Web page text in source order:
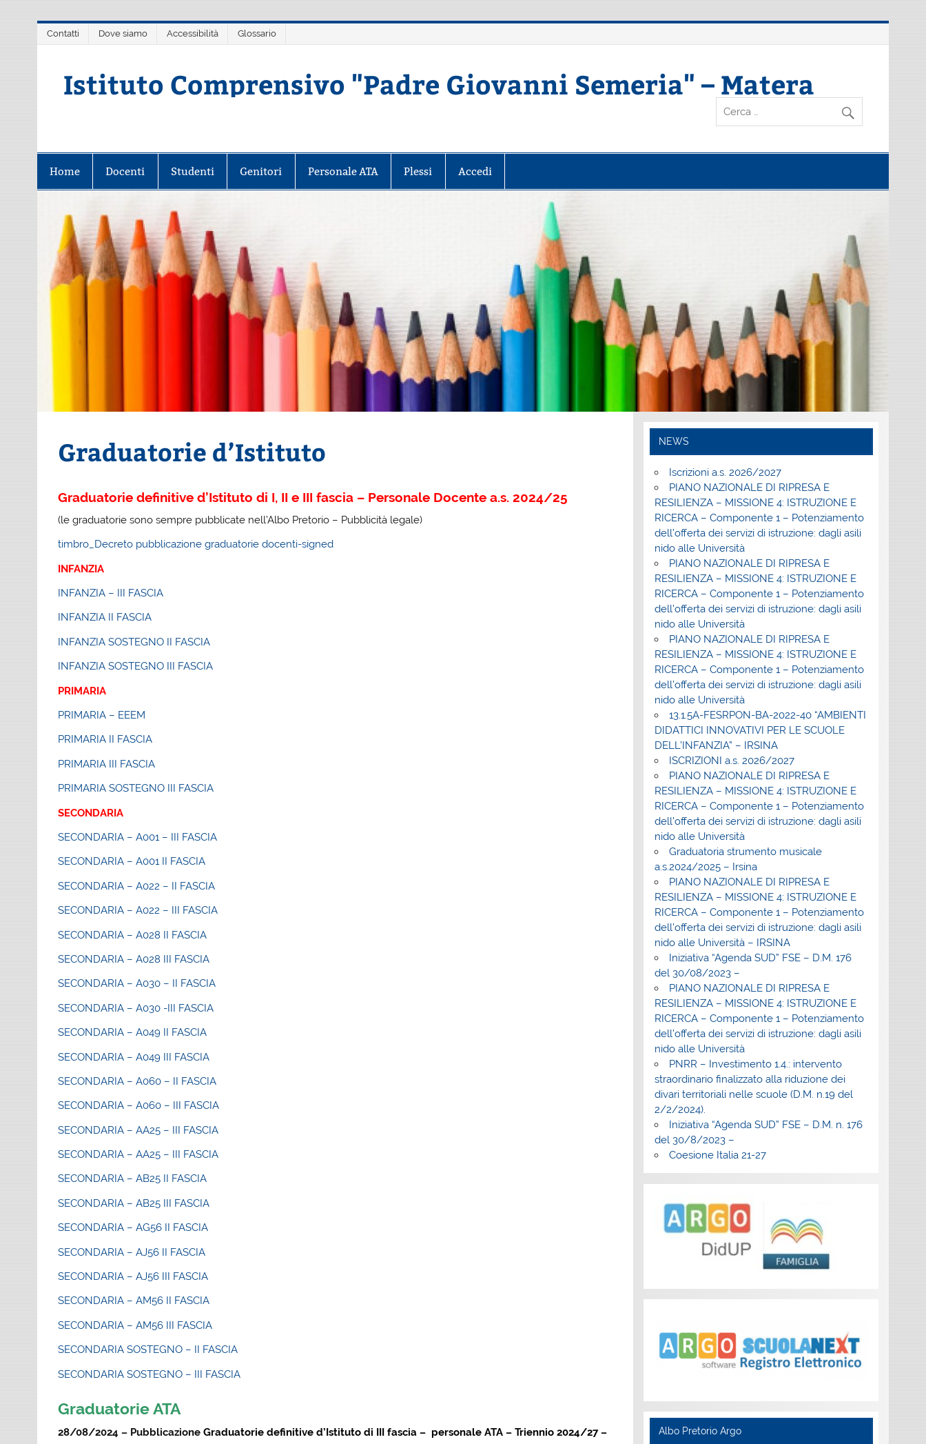
contenuto
Contatti Dove siamo Accessibilità Glossario
Istituto Comprensivo "Padre Giovanni Semeria" – Matera
Home Docenti Studenti Genitori Personale ATA Plessi Accedi
Graduatorie d’Istituto
Graduatorie definitive d’Istituto di I, II e III fascia – Personale Docente a.s. 2024/25
(le graduatorie sono sempre pubblicate nell’Albo Pretorio – Pubblicità legale)
timbro_Decreto pubblicazione graduatorie docenti-signed
INFANZIA
INFANZIA – III FASCIA
INFANZIA II FASCIA
INFANZIA SOSTEGNO II FASCIA
INFANZIA SOSTEGNO III FASCIA
PRIMARIA
PRIMARIA – EEEM
PRIMARIA II FASCIA
PRIMARIA III FASCIA
PRIMARIA SOSTEGNO III FASCIA
SECONDARIA
SECONDARIA – A001 – III FASCIA
SECONDARIA – A001 II FASCIA
SECONDARIA – A022 – II FASCIA
SECONDARIA – A022 – III FASCIA
SECONDARIA – A028 II FASCIA
SECONDARIA – A028 III FASCIA
SECONDARIA – A030 – II FASCIA
SECONDARIA – A030 -III FASCIA
SECONDARIA – A049 II FASCIA
SECONDARIA – A049 III FASCIA
SECONDARIA – A060 – II FASCIA
SECONDARIA – A060 – III FASCIA
SECONDARIA – AA25 – III FASCIA
SECONDARIA – AA25 – III FASCIA
SECONDARIA – AB25 II FASCIA
SECONDARIA – AB25 III FASCIA
SECONDARIA – AG56 II FASCIA
SECONDARIA – AJ56 II FASCIA
SECONDARIA – AJ56 III FASCIA
SECONDARIA – AM56 II FASCIA
SECONDARIA – AM56 III FASCIA
SECONDARIA SOSTEGNO – II FASCIA
SECONDARIA SOSTEGNO – III FASCIA
Graduatorie ATA
28/08/2024 – PubblicazioneGraduatorie definitive d’Istituto di III fascia – personale ATA – Triennio 2024/27 –
NEWS
Iscrizioni a.s. 2026/2027
PIANO NAZIONALE DI RIPRESA E
RESILIENZA – MISSIONE 4: ISTRUZIONE E
RICERCA – Componente 1 – Potenziamento
dell’offerta dei servizi di istruzione: dagli asili
nido alle Università
PIANO NAZIONALE DI RIPRESA E
RESILIENZA – MISSIONE 4: ISTRUZIONE E
RICERCA – Componente 1 – Potenziamento
dell’offerta dei servizi di istruzione: dagli asili
nido alle Università
PIANO NAZIONALE DI RIPRESA E
RESILIENZA – MISSIONE 4: ISTRUZIONE E
RICERCA – Componente 1 – Potenziamento
dell’offerta dei servizi di istruzione: dagli asili
nido alle Università
13.1.5A-FESRPON-BA-2022-40 “AMBIENTI
DIDATTICI INNOVATIVI PER LE SCUOLE
DELL’INFANZIA” – IRSINA
ISCRIZIONI a.s. 2026/2027
PIANO NAZIONALE DI RIPRESA E
RESILIENZA – MISSIONE 4: ISTRUZIONE E
RICERCA – Componente 1 – Potenziamento
dell’offerta dei servizi di istruzione: dagli asili
nido alle Università
Graduatoria strumento musicale
a.s.2024/2025 – Irsina
PIANO NAZIONALE DI RIPRESA E
RESILIENZA – MISSIONE 4: ISTRUZIONE E
RICERCA – Componente 1 – Potenziamento
dell’offerta dei servizi di istruzione: dagli asili
nido alle Università – IRSINA
Iniziativa “Agenda SUD” FSE – D.M. 176
del 30/08/2023 –
PIANO NAZIONALE DI RIPRESA E
RESILIENZA – MISSIONE 4: ISTRUZIONE E
RICERCA – Componente 1 – Potenziamento
dell’offerta dei servizi di istruzione: dagli asili
nido alle Università
PNRR – Investimento 1.4.: intervento
straordinario finalizzato alla riduzione dei
divari territoriali nelle scuole (D.M. n.19 del
2/2/2024).
Iniziativa “Agenda SUD” FSE – D.M. n. 176
del 30/8/2023 –
Coesione Italia 21-27
Albo Pretorio Argo